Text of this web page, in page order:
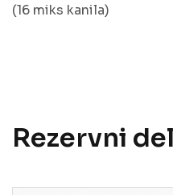
(16 miks kanila)
Rezervni